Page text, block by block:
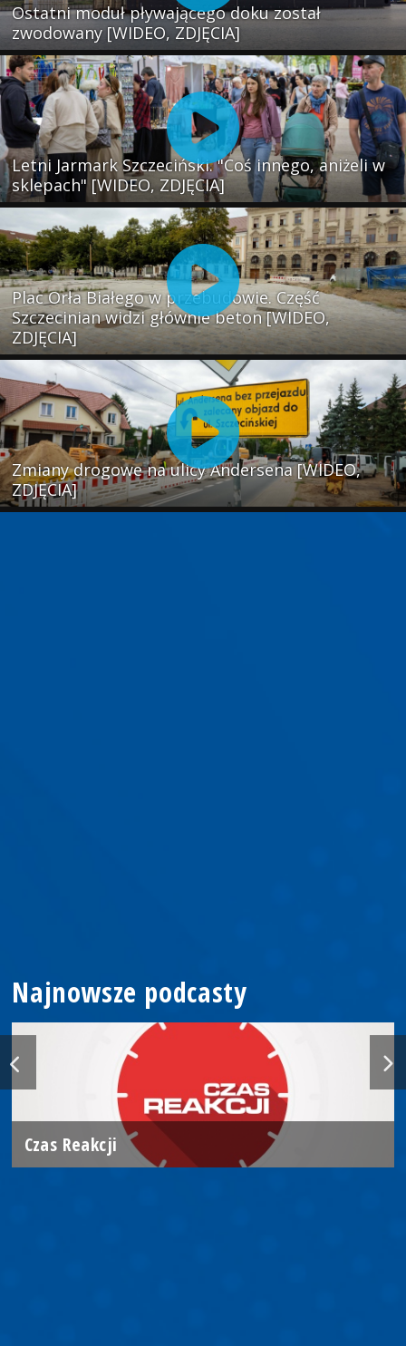
Ostatni moduł pływającego doku został
zwodowany [WIDEO, ZDJĘCIA]
Letni Jarmark Szczeciński. "Coś innego, aniżeli w
sklepach" [WIDEO, ZDJĘCIA]
Plac Orła Białego w przebudowie. Część
Szczecinian widzi głównie beton [WIDEO,
ZDJĘCIA]
Zmiany drogowe na ulicy Andersena [WIDEO,
ZDJĘCIA]
Najnowsze podcasty
Czas Reakcji